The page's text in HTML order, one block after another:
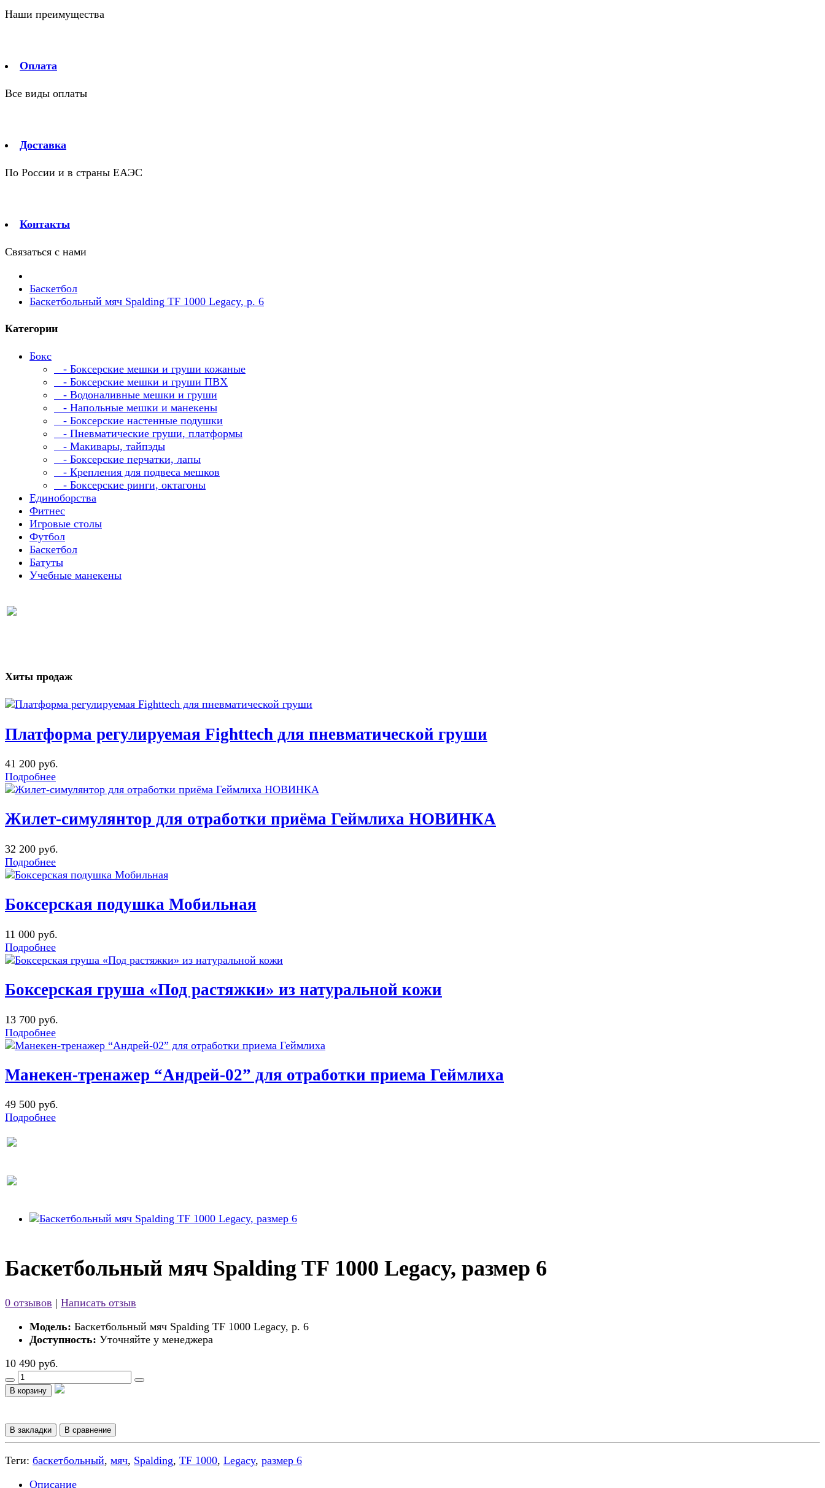
Наши преимущества
Оплата
Все виды оплаты
Доставка
По России и в страны ЕАЭС
Контакты
Связаться с нами
Баскетбол
Баскетбольный мяч Spalding TF 1000 Legacy, р. 6
Категории
Бокс
- Боксерские мешки и груши кожаные
- Боксерские мешки и груши ПВХ
- Водоналивные мешки и груши
- Напольные мешки и манекены
- Боксерские настенные подушки
- Пневматические груши, платформы
- Макивары, тайпэды
- Боксерские перчатки, лапы
- Крепления для подвеса мешков
- Боксерские ринги, октагоны
Единоборства
Фитнес
Игровые столы
Футбол
Баскетбол
Батуты
Учебные манекены
Хиты продаж
Платформа регулируемая Fighttech для пневматической груши
41 200 руб.
Подробнее
Жилет-симулянтор для отработки приёма Геймлиха НОВИНКА
32 200 руб.
Подробнее
Боксерская подушка Мобильная
11 000 руб.
Подробнее
Боксерская груша «Под растяжки» из натуральной кожи
13 700 руб.
Подробнее
Манекен-тренажер “Андрей-02” для отработки приема Геймлиха
49 500 руб.
Подробнее
Баскетбольный мяч Spalding TF 1000 Legacy, размер 6
0 отзывов | Написать отзыв
Модель: Баскетбольный мяч Spalding TF 1000 Legacy, р. 6
Доступность: Уточняйте у менеджера
10 490 руб.
В корзину
В закладки В сравнение
Теги: баскетбольный, мяч, Spalding, TF 1000, Legacy, размер 6
Описание